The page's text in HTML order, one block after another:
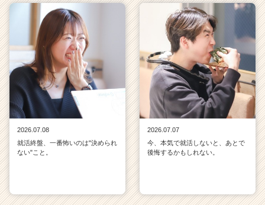
2026.07.08
就活終盤、一番怖いのは"決められ
ない"こと。
2026.07.07
今、本気で就活しないと、あとで
後悔するかもしれない。